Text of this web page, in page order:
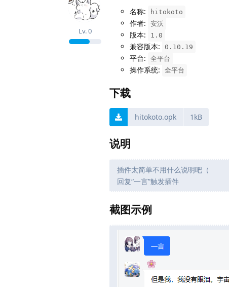
Lv.0
名称: hitokoto
作者: 安沃
版本: 1.0
兼容版本: 0.10.19
平台: 全平台
操作系统: 全平台
下载
hitokoto.opk 1kB
说明
插件太简单不用什么说明吧（
回复“一言”触发插件
截图示例